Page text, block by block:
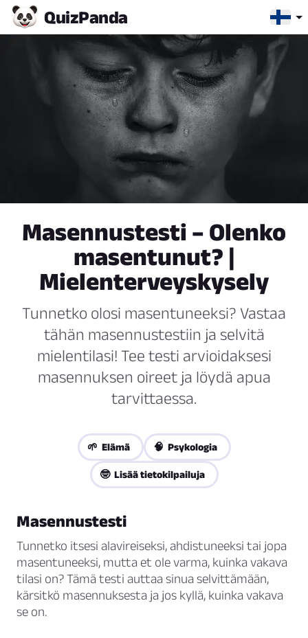
QuizPanda
Masennustesti – Olenko
masentunut? |
Mielenterveyskysely
Tunnetko olosi masentuneeksi? Vastaa
tähän masennustestiin ja selvitä
mielentilasi! Tee testi arvioidaksesi
masennuksen oireet ja löydä apua
tarvittaessa.
🌱 Elämä 🧠 Psykologia
🤓 Lisää tietokilpailuja
Masennustesti
Tunnetko itsesi alavireiseksi, ahdistuneeksi tai jopa
masentuneeksi, mutta et ole varma, kuinka vakava
tilasi on? Tämä testi auttaa sinua selvittämään,
kärsitkö masennuksesta ja jos kyllä, kuinka vakava
se on.